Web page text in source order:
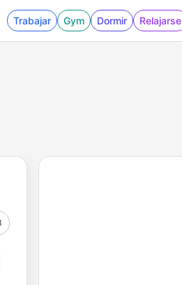
Trabajar Gym Dormir Relajarse